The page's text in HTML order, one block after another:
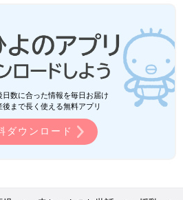
数に合った情報を毎日お届け
まで長く使える無料アプリ
ダウンロード